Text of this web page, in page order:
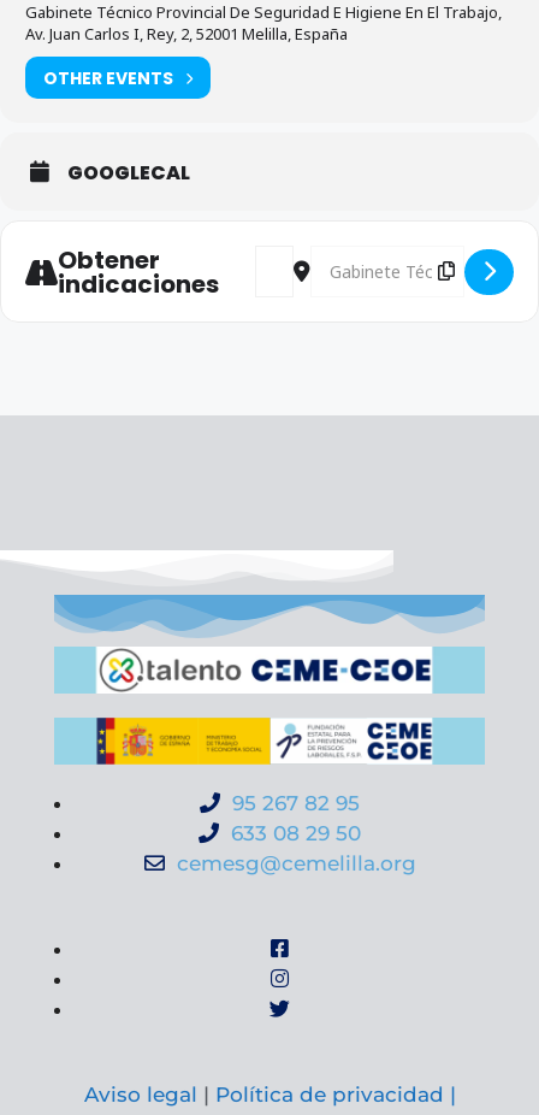
Gabinete Técnico Provincial De Seguridad E Higiene En El Trabajo,
Av. Juan Carlos I, Rey, 2, 52001 Melilla, España
OTHER EVENTS
GOOGLECAL
Obtener
indicaciones
Address - Reunión Coordinación
Destination Address -
95 267 82 95
633 08 29 50
cemesg@cemelilla.org
Aviso legal | Política de privacidad |